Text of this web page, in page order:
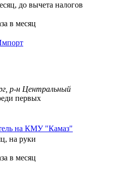
до вычета налогов
в месяц
р-н Центральный
первых
на КМУ "Камаз"
на руки
в месяц